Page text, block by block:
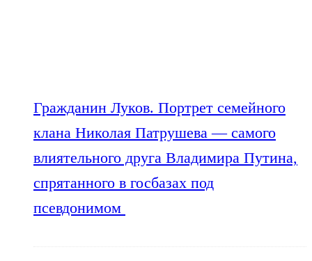
Гражданин Луков. Портрет семейного
клана Николая Патрушева — самого
влиятельного друга Владимира Путина,
спрятанного в госбазах под
псевдонимом